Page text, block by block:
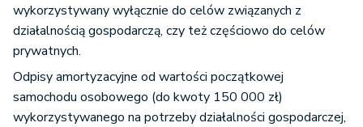
wykorzystywany wyłącznie do celów związanych z
działalnością gospodarczą, czy też częściowo do celów
prywatnych.
Odpisy amortyzacyjne od wartości początkowej
samochodu osobowego (do kwoty 150 000 zł)
wykorzystywanego na potrzeby działalności gospodarczej,